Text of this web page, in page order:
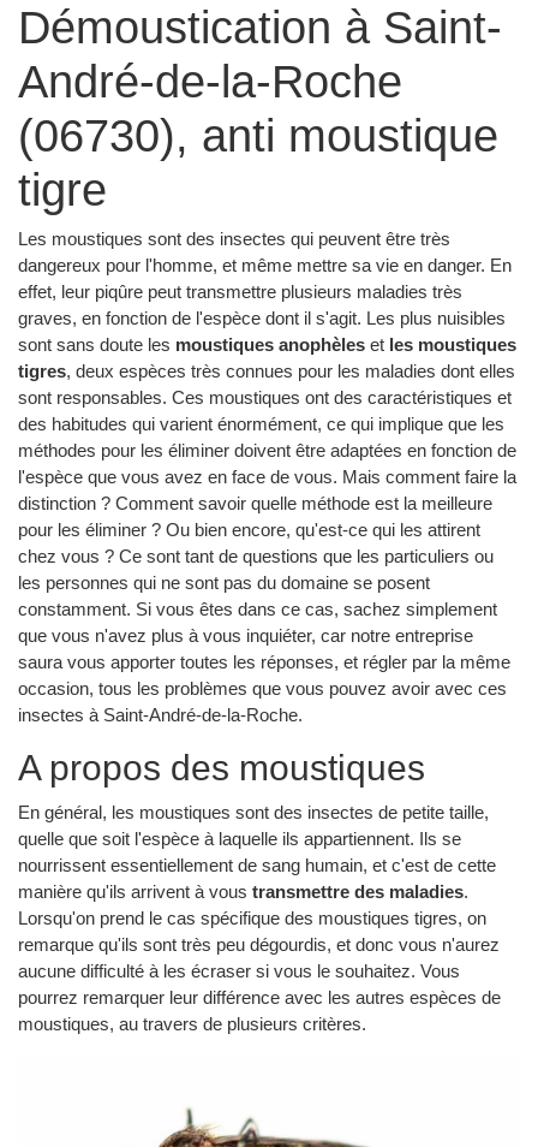
Démoustication à Saint-
André-de-la-Roche
(06730), anti moustique
tigre
Les moustiques sont des insectes qui peuvent être très
dangereux pour l'homme, et même mettre sa vie en danger. En
effet, leur piqûre peut transmettre plusieurs maladies très
graves, en fonction de l'espèce dont il s'agit. Les plus nuisibles
sont sans doute les moustiques anophèles et les moustiques
tigres, deux espèces très connues pour les maladies dont elles
sont responsables. Ces moustiques ont des caractéristiques et
des habitudes qui varient énormément, ce qui implique que les
méthodes pour les éliminer doivent être adaptées en fonction de
l'espèce que vous avez en face de vous. Mais comment faire la
distinction ? Comment savoir quelle méthode est la meilleure
pour les éliminer ? Ou bien encore, qu'est-ce qui les attirent
chez vous ? Ce sont tant de questions que les particuliers ou
les personnes qui ne sont pas du domaine se posent
constamment. Si vous êtes dans ce cas, sachez simplement
que vous n'avez plus à vous inquiéter, car notre entreprise
saura vous apporter toutes les réponses, et régler par la même
occasion, tous les problèmes que vous pouvez avoir avec ces
insectes à Saint-André-de-la-Roche.
A propos des moustiques
En général, les moustiques sont des insectes de petite taille,
quelle que soit l'espèce à laquelle ils appartiennent. Ils se
nourrissent essentiellement de sang humain, et c'est de cette
manière qu'ils arrivent à vous transmettre des maladies.
Lorsqu'on prend le cas spécifique des moustiques tigres, on
remarque qu'ils sont très peu dégourdis, et donc vous n'aurez
aucune difficulté à les écraser si vous le souhaitez. Vous
pourrez remarquer leur différence avec les autres espèces de
moustiques, au travers de plusieurs critères.